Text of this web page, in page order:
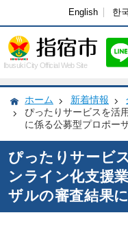
English 한
Ibusuki City Official Web Site
ホーム 新着情報
ぴったりサービスを活
に係る公募型プロポー
ぴったりサービ
ンライン化支援
ザルの審査結果